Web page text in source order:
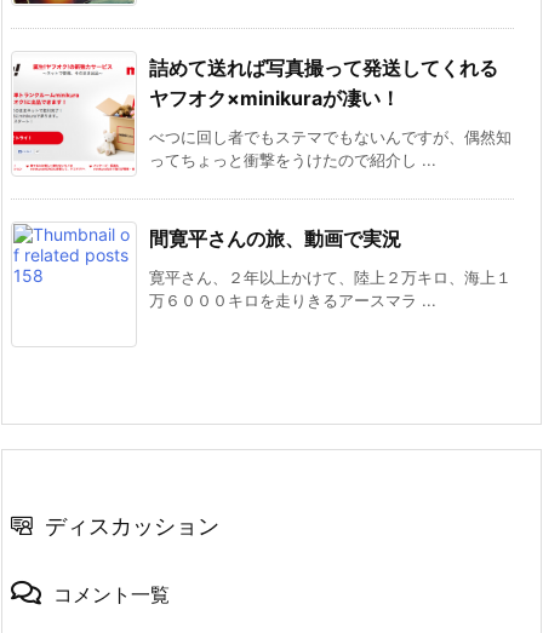
詰めて送れば写真撮って発送してくれる
ヤフオク×minikuraが凄い！
べつに回し者でもステマでもないんですが、偶然知
ってちょっと衝撃をうけたので紹介し ...
間寛平さんの旅、動画で実況
寛平さん、２年以上かけて、陸上２万キロ、海上１
万６０００キロを走りきるアースマラ ...
ディスカッション
コメント一覧